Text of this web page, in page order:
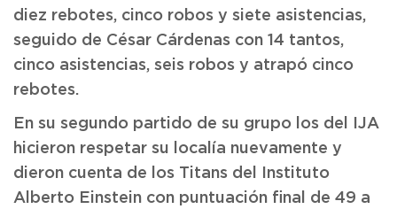
diez rebotes, cinco robos y siete asistencias,
seguido de César Cárdenas con 14 tantos,
cinco asistencias, seis robos y atrapó cinco
rebotes.
En su segundo partido de su grupo los del IJA
hicieron respetar su localía nuevamente y
dieron cuenta de los Titans del Instituto
Alberto Einstein con puntuación final de 49 a